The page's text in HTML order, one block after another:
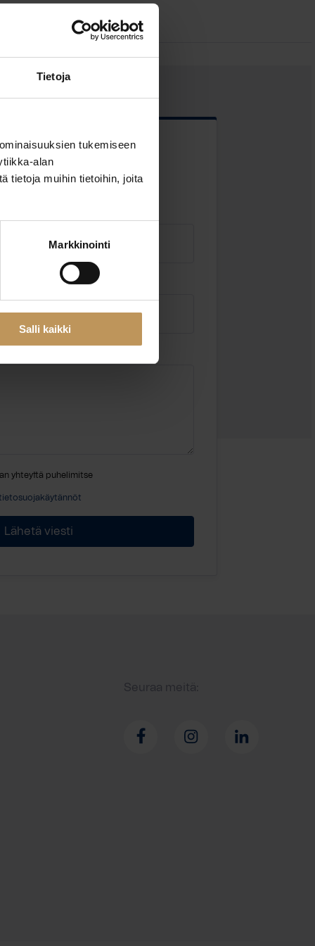
Tietoja
tukemiseen
alan
tietoja muihin tietoihin, joita
Markkinointi
Salli kaikki
Sähköposti*
yhteyttä puhelimitse
Seuraa meitä: